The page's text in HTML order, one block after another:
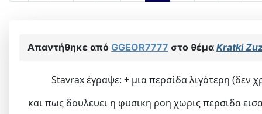
Απαντήθηκε από GGEOR7777 στο θέμα Kratki
Stavrax έγραψε: + μια περσίδα λιγότερη (δεν
και πως δουλευει η φυσικη ροη χωρις περσιδα